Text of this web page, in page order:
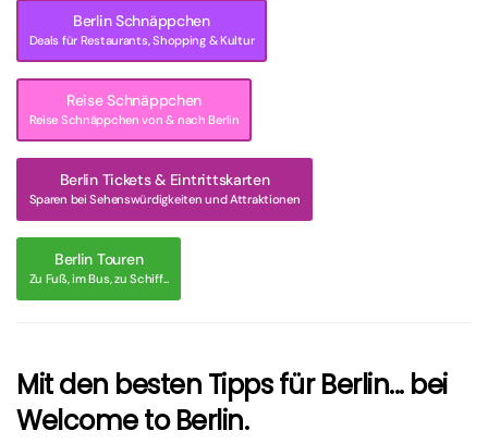
Berlin Schnäppchen
Deals für Restaurants, Shopping & Kultur
Reise Schnäppchen
Reise Schnäppchen von & nach Berlin
Berlin Tickets & Eintrittskarten
Sparen bei Sehenswürdigkeiten und Attraktionen
Berlin Touren
Zu Fuß, im Bus, zu Schiff...
Mit den besten Tipps für Berlin... bei
Welcome to Berlin.